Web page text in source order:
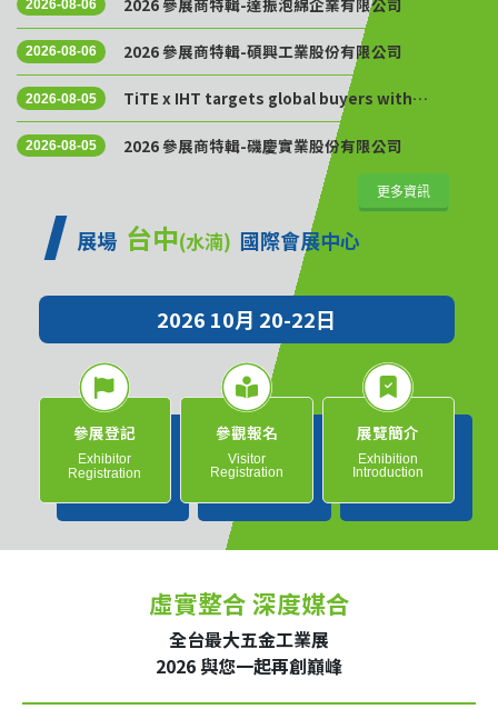
2026-08-06 2026 參展商特輯-達振泡綿企業有限公司
2026-08-06 2026 參展商特輯-碩興工業股份有限公司
2026-08-05
TiTE x IHT targets global buyers with
Golden Sourcing Week
2026-08-05 2026 參展商特輯-磯慶實業股份有限公司
更多資訊
展場 台中(水湳) 國際會展中心
2026 10月 20-22日
參展登記
Exhibitor
Registration
參觀報名
Visitor
Registration
展覽簡介
Exhibition
Introduction
虛實整合 深度媒合
全台最大五金工業展
2026 與您一起再創巔峰